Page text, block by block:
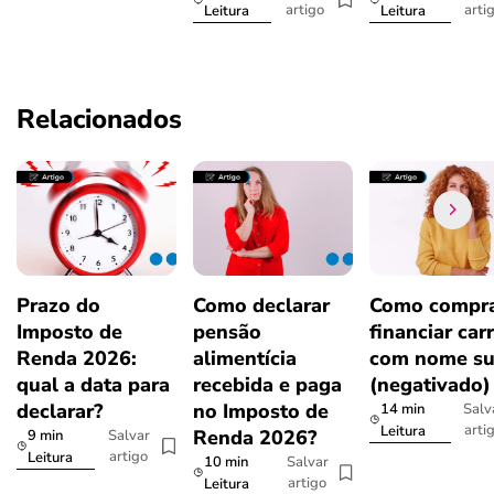
Leitura artigo Leitura
Relacionados
Prazo do
Imposto de
Renda 2026:
qual a data para
declarar?
9 min
Leitura
Salvar
artigo
Como declarar
pensão
alimentícia
recebida e paga
no Imposto de
Renda 2026?
10 min
Leitura
Salvar
artigo
Como
financiar
com nome
(negativado)
14 min
Leitura